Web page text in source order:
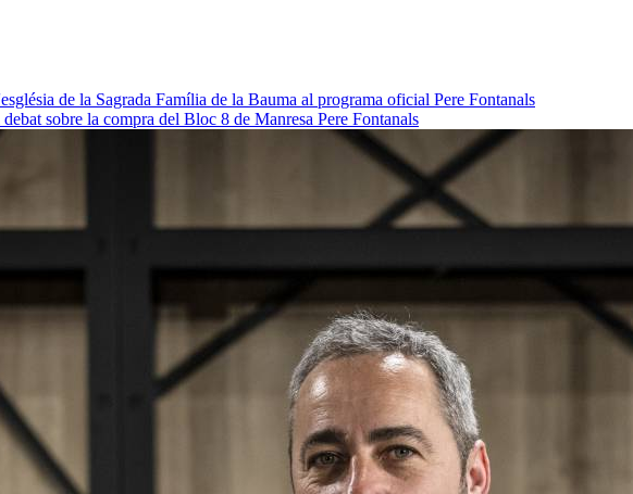
de la Sagrada Família de la Bauma al programa oficial Pere Fontanals
sobre la compra del Bloc 8 de Manresa Pere Fontanals